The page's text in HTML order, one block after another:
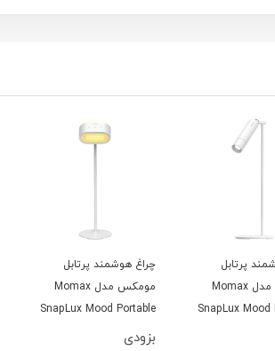
پرتابل
مومکس مدل Momax
SnapLux Mood
چراغ هوشمند پرتابل
مومکس مدل Momax
SnapLux Mood Portable
LED QL13
بزودی